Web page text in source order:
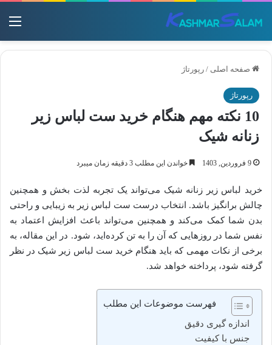
صفحه اصلی / رپورتاژ
رپورتاژ
10 نکته مهم هنگام خرید ست لباس زیر
زنانه شیک
9 فروردین, 1403 خواندن این مطلب 3 دقیقه زمان میبرد
خرید لباس زیر زنانه شیک می‌تواند یک تجربه لذت ‌بخش و همچنین
چالش‌ برانگیز باشد. انتخاب درست ست لباس زیر به زیبایی و راحتی
بدن شما کمک می‌کند و همچنین می‌تواند باعث افزایش اعتماد به
نفس شما در روزهایی که آن را به تن کرده‌اید، شود. در این مقاله، به
برخی از نکات مهمی که باید هنگام خرید ست لباس زیر شیک در نظر
گرفته شود، پرداخته خواهد شد.
فهرست موضوعات این مطلب
اندازه ‌گیری دقیق
جنس با کیفیت